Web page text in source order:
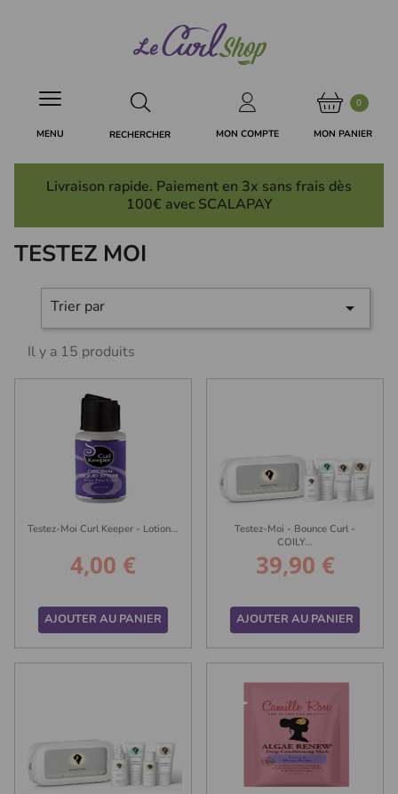
MON COMPTE
0
MON PANIER
RECHERCHER
MENU
Livraison rapide. Paiement en 3x sans frais dès
100€ avec SCALAPAY
TESTEZ MOI
Trier par 
Il y a 15 produits
Testez-Moi Curl Keeper - Lotion...
Prix
4,00 €
AJOUTER AU PANIER
Testez-Moi - Bounce Curl -
COILY...
Prix
39,90 €
AJOUTER AU PANIER